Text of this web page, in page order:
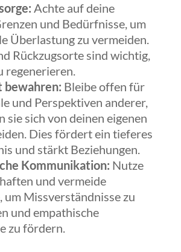
Achte auf deine
und Bedürfnisse, um
Überlastung zu vermeiden.
Rückzugsorte sind wichtig,
regenerieren.
Bleibe offen für
und Perspektiven anderer,
sie sich von deinen eigenen
Dies fördert ein tieferes
und stärkt Beziehungen.
Kommunikation: Nutze
und vermeide
Missverständnisse zu
und empathische
zu fördern.